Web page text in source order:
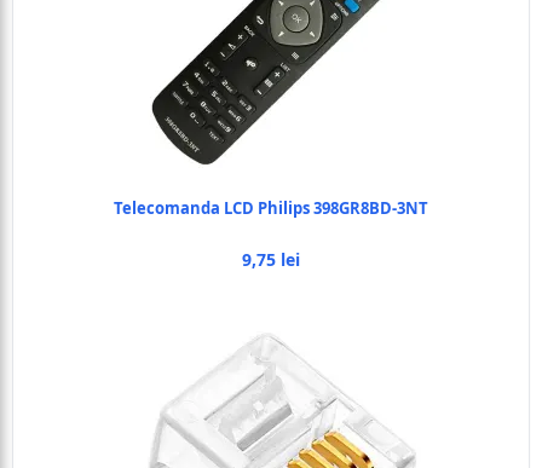
Telecomanda LCD Philips 398GR8BD-3NT
9,75 lei